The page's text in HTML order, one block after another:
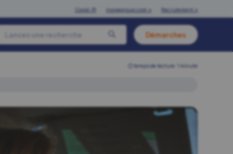
Covid-19 inoviegroup.com ↗ Recrutement ↗
Démarches
⏱︎ temps de lecture: 1 minute